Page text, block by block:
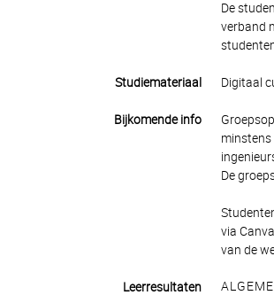
De
verband
Studiemateriaal Digitaal
Bijkomende info
minstens
De
via
van de
Leerresultaten